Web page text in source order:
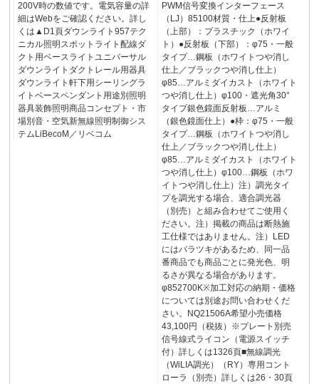
200V時の数値です。電気容量の詳
細はWebをご確認ください。詳し
くは▲D1頁ダウンライト957テク
ニカル照明スポットライト配線ダ
クト用ベースライトユニバーサル
ダウンライトダクトレール用器具
ダウンライト軒下用シーリングラ
イトベースペンダント用途別照明
器具装飾照明商品コンセプト・市
場別音・空気新無線照明制御シス
テムLiBecoM／リベコム
PWM信号変換インターフェース
（LJ）85100材質・仕上●反射板
（上部）：プラスチック（ホワイ
ト）●反射板（下部）：φ75・一般
タイプ…鋼板（ホワイトつや消し
仕上／ブラックつや消し仕上）
φ85…アルミダイカスト（ホワイト
つや消し仕上）φ100・遮光角30°
タイプ銀色鏡面反射板…アルミ
（銀色鏡面仕上）●枠：φ75・一般
タイプ…鋼板（ホワイトつや消し
仕上／ブラックつや消し仕上）
φ85…アルミダイカスト（ホワイト
つや消し仕上）φ100…鋼板（ホワ
イトつや消し仕上）注）調光タイ
プを調光する場合、適合調光器
（別売）と組み合わせてご使用く
ださい。注）掲載の商品は断熱施
工仕様ではありません。注）LED
にはバラツキがあるため、同一品
番商品でも商品ごとに発光色、明
るさが異なる場合があります。
φ852700K※加工対応の納期・価格
については別途お問い合わせくだ
さい。NQ21506A希望小売価格
43,100円（税抜）※プレート別売
信号線式ライコン（電源スイッチ
付）詳しくは1326頁■無線調光
（WiLIA調光）（RY）専用コント
ローラ（別売）詳しくは26・30頁